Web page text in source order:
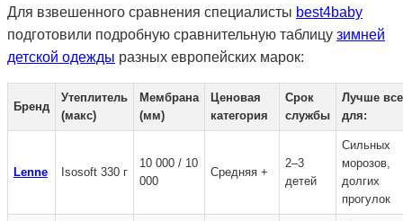
Для взвешенного сравнения специалисты best4baby
подготовили подробную сравнительную таблицу зимней
детской одежды разных европейских марок:
Бренд
Утеплитель
(макс)
Мембрана
(мм)
Ценовая
категория
Срок
службы
Лучше
для:
Lenne Isosoft 330 г
10 000 / 10
000
Средняя +
2–3
детей
Сильных
морозов,
долгих
прогулок